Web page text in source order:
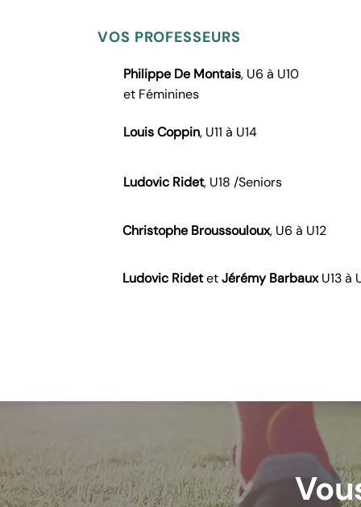
VOS PROFESSEURS
Philippe De Montais, U6 à U10
et Féminines
Louis Coppin, U11 à U14
Ludovic Ridet, U18 /Seniors
Christophe Broussouloux, U6 à U12
Ludovic RidetetJérémy BarbauxU13 à